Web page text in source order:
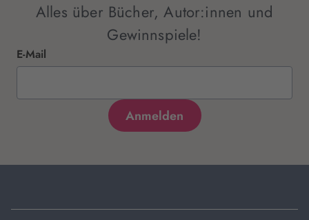
Alles über Bücher, Autor:innen und
Gewinnspiele!
E-Mail